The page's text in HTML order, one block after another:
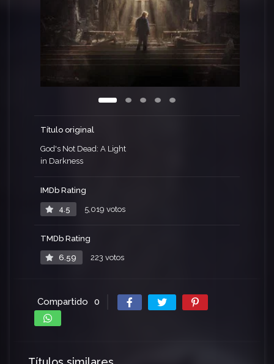
reverendo tendrá que pedirle ayuda a su
hermano, un abogado ateo.
Título original
God's Not Dead: A Light
in Darkness
IMDb Rating
4.5 5,019 votos
TMDb Rating
6.59 223 votos
Compartido 0